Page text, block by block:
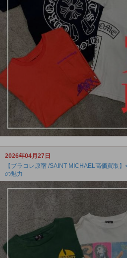
2026年04月27日
【ブラコレ原宿 /SAINT MICHAEL高価買取
の魅力